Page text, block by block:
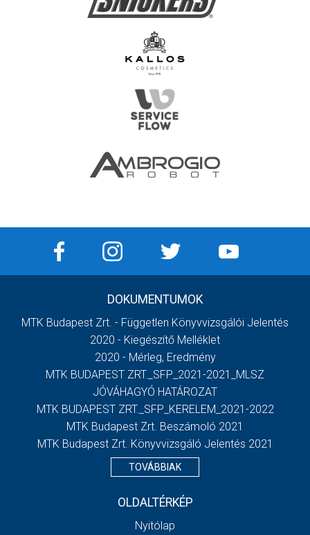
DOKUMENTUMOK
MTK Budapest Zrt. - Független Könyvvizsgálói Jelentés
2020 - Kiegészítő Melléklet
2020 - Mérleg, Eredmény
MTK BUDAPEST ZRT._SFP_2021-2021_MLSZ
JÓVÁHAGYÓ HATÁROZAT
MTK BUDAPEST ZRT._SFP_KERELEM_2021-2022
MTK Budapest Zrt. Beszámoló 2021
MTK Budapest Zrt. Könyvvizsgáló Jelentés 2021
TOVÁBBIAK
OLDALTÉRKÉP
Nyitólap